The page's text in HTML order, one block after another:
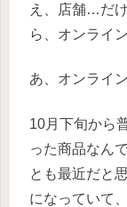
え、店舗…だ
ら、オンライ
あ、オンライ
10月下旬から
った商品なん
とも最近だと
になっていて